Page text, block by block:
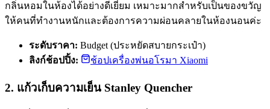
กลิ่นหอมในห้องได้อย่างดีเยี่ยม เหมาะมากสำหรับเป็นของขวัญ
ให้คนที่ทำงานหนักและต้องการความผ่อนคลายในห้องนอนค่ะ
ระดับราคา: Budget (ประหยัดสบายกระเป๋า)
ลิงก์ช้อปปิ้ง:
ช้อปเครื่องพ่นอโรมา Xiaomi
2. แก้วเก็บความเย็น Stanley Quencher